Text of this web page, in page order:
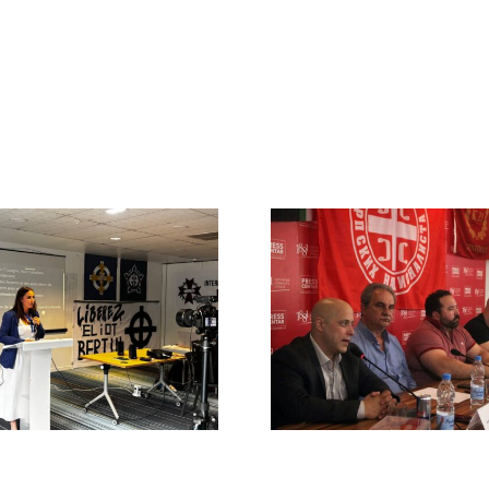
DN en la cumbre
de la APF en
Belgrado (Serbia)
El futuro de las naciones europeas
Pedro
participa
DEBATE DE